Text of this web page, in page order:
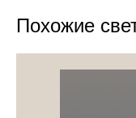
Похожие